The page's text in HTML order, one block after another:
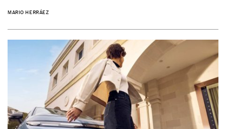
MARIO HERRÁEZ